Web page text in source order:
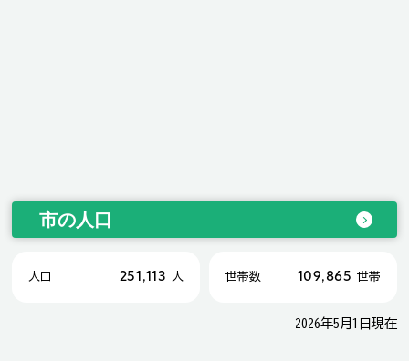
市の人口
人口 251,113 人 世帯数 109,865 世帯
2026年5月1日現在